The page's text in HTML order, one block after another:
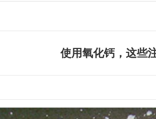
使用氧化钙，这些